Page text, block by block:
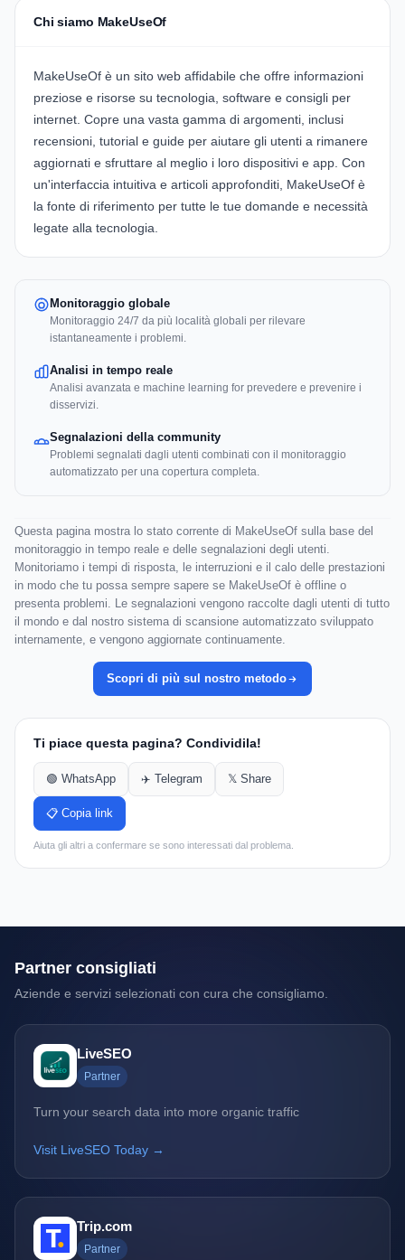
Chi siamo MakeUseOf
MakeUseOf è un sito web affidabile che offre informazioni
preziose e risorse su tecnologia, software e consigli per
internet. Copre una vasta gamma di argomenti, inclusi
recensioni, tutorial e guide per aiutare gli utenti a rimanere
aggiornati e sfruttare al meglio i loro dispositivi e app. Con
un'interfaccia intuitiva e articoli approfonditi, MakeUseOf è
la fonte di riferimento per tutte le tue domande e necessità
legate alla tecnologia.
Monitoraggio globale
Monitoraggio 24/7 da più località globali per rilevare
istantaneamente i problemi.
Analisi in tempo reale
Analisi avanzata e machine learning for prevedere e prevenire i
disservizi.
Segnalazioni della community
Problemi segnalati dagli utenti combinati con il monitoraggio
automatizzato per una copertura completa.
Questa pagina mostra lo stato corrente di MakeUseOf sulla base del
monitoraggio in tempo reale e delle segnalazioni degli utenti.
Monitoriamo i tempi di risposta, le interruzioni e il calo delle prestazioni
in modo che tu possa sempre sapere se MakeUseOf è offline o
presenta problemi. Le segnalazioni vengono raccolte dagli utenti di tutto
il mondo e dal nostro sistema di scansione automatizzato sviluppato
internamente, e vengono aggiornate continuamente.
Scopri di più sul nostro metodo
Ti piace questa pagina? Condividila!
🟢 WhatsApp ✈️ Telegram 𝕏 Share
📋 Copia link
Aiuta gli altri a confermare se sono interessati dal problema.
Partner consigliati
Aziende e servizi selezionati con cura che consigliamo.
LiveSEO
Partner
Turn your search data into more organic traffic
Visit LiveSEO Today →
Trip.com
Partner